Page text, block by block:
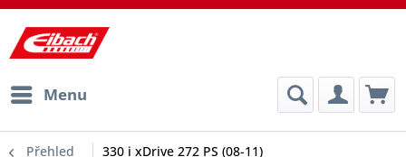
Menu
Přehled 330 i xDrive 272 PS (08-11)